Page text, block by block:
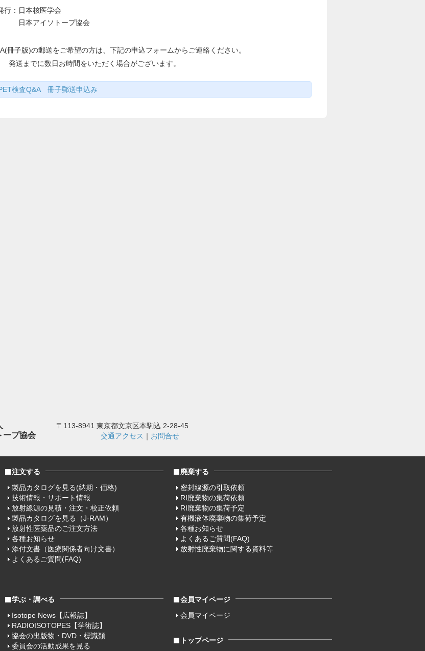
：日本核医学会
本アイソトープ協会
冊子版)の郵送をご希望の方は、下記の申込フォームからご連絡ください。
発送までに数日お時間をいただく場合がございます。
検査Q&A 冊子郵送申込み
ープ協会
〒113-8941 東京都文京区本駒込 2-28-45
交通アクセス ｜ お問合せ
注文する
製品カタログを見る(納期・価格)
技術情報・サポート情報
放射線源の見積・注文・校正依頼
製品カタログを見る（J-RAM）
放射性医薬品のご注文方法
各種お知らせ
添付文書（医療関係者向け文書）
よくあるご質問(FAQ)
廃棄する
密封線源の引取依頼
RI廃棄物の集荷依頼
RI廃棄物の集荷予定
有機液体廃棄物の集荷予定
各種お知らせ
よくあるご質問(FAQ)
放射性廃棄物に関する資料等
学ぶ・調べる
Isotope News【広報誌】
RADIOISOTOPES【学術誌】
協会の出版物・DVD・標識類
委員会の活動成果を見る
会員マイページ
会員マイページ
トップページ